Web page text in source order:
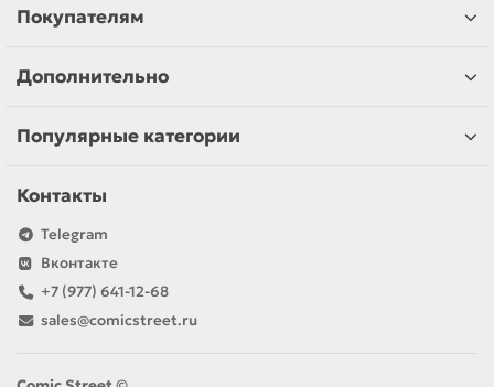
Покупателям
Дополнительно
Популярные категории
Контакты
Telegram
Вконтакте
+7 (977) 641-12-68
sales@comicstreet.ru